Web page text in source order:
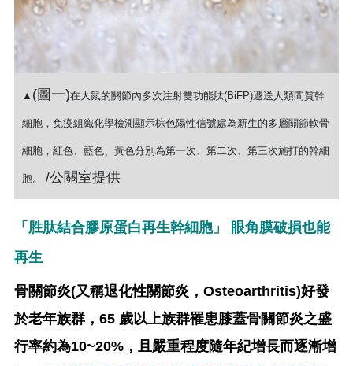
▲ (圖一)在大鼠的關節內多次注射雙功能肽(BiFP)遞送人類間質幹
細胞，免疫組織化學檢測顯示棕色陽性信號處為新生的多層關節軟骨
細胞，紅色、藍色、黃色分別為第一次、第二次、第三次施打的幹細
胞。 /公關室提供
「胜肽結合膠原蛋白再生幹細胞」 眼角膜破損也能
再生
骨關節炎(又稱退化性關節炎，Osteoarthritis)好發
於老年族群，65 歲以上族群罹患膝蓋骨關節炎之盛
行率約為10~20%，且嚴重程度隨年紀增長而逐漸增